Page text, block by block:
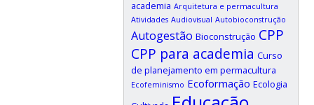
academia Arquitetura e permacultura
Atividades Audiovisual Autobioconstrução
Autogestão Bioconstrução CPP
CPP para academia Curso
de planejamento em permacultura
Ecofeminismo Ecoformação Ecologia